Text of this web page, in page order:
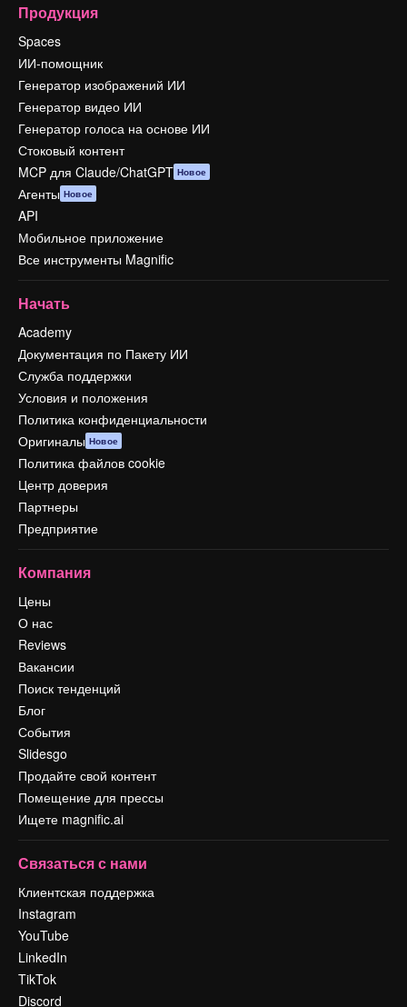
Продукция
Spaces
ИИ-помощник
Генератор изображений ИИ
Генератор видео ИИ
Генератор голоса на основе ИИ
Стоковый контент
MCP для Claude/ChatGPT Новое
Агенты Новое
API
Мобильное приложение
Все инструменты Magnific
Начать
Academy
Документация по Пакету ИИ
Служба поддержки
Условия и положения
Политика конфиденциальности
Оригиналы Новое
Политика файлов cookie
Центр доверия
Партнеры
Предприятие
Компания
Цены
О нас
Reviews
Вакансии
Поиск тенденций
Блог
События
Slidesgo
Продайте свой контент
Помещение для прессы
Ищете magnific.ai
Связаться с нами
Клиентская поддержка
Instagram
YouTube
LinkedIn
TikTok
Discord